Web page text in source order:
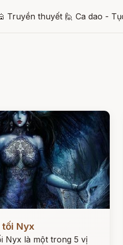
Truyền thuyết 🙋 Ca dao -
tối Nyx
Nyx là một trong 5 vị